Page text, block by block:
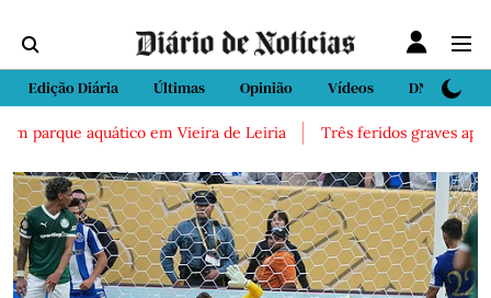
Edição Diária Últimas Opinião Vídeos DN Sport
parque aquático em Vieira de Leiria Três feridos graves após